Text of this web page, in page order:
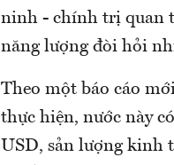
ninh - chính trị quan
năng lượng đòi hỏi
Theo một báo cáo
thực hiện, nước này
USD, sản lượng kinh